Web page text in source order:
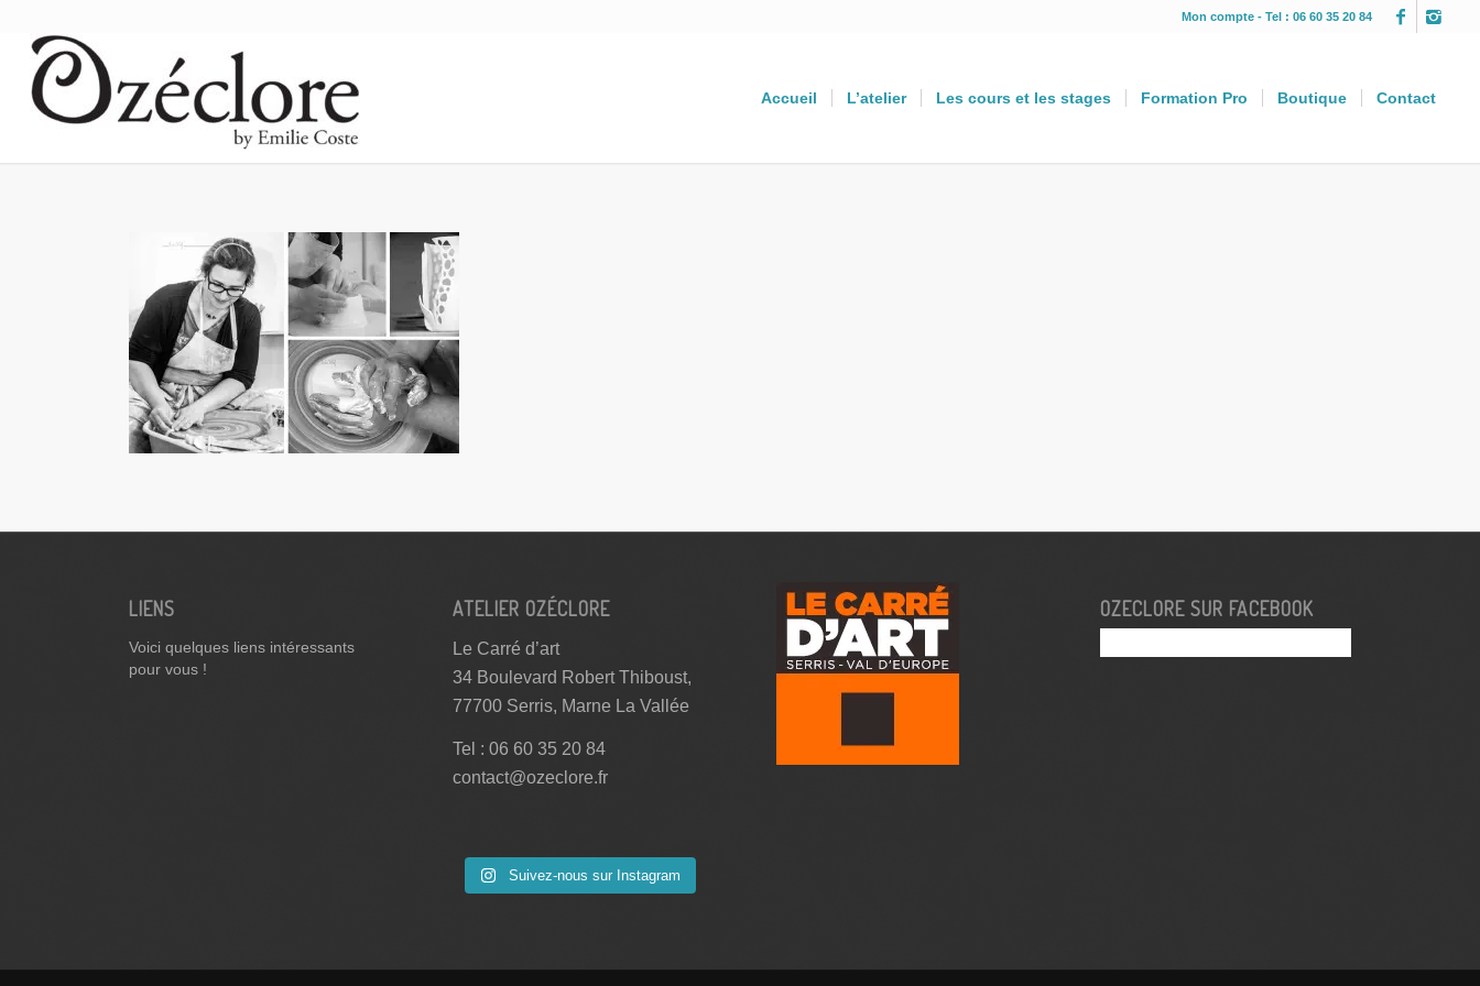
Mon compte- Tel : 06 60 35 20 84
Accueil L’atelier Les cours et les stages Formation Pro Boutique Contact
LIENS
Voici quelques liens intéressants
pour vous !
ATELIER OZÉCLORE
Le Carré d’art
34 Boulevard Robert Thiboust,
77700 Serris, Marne La Vallée
Tel : 06 60 35 20 84
contact@ozeclore.fr
Suivez-nous sur Instagram
OZECLORE SUR FACEBOOK